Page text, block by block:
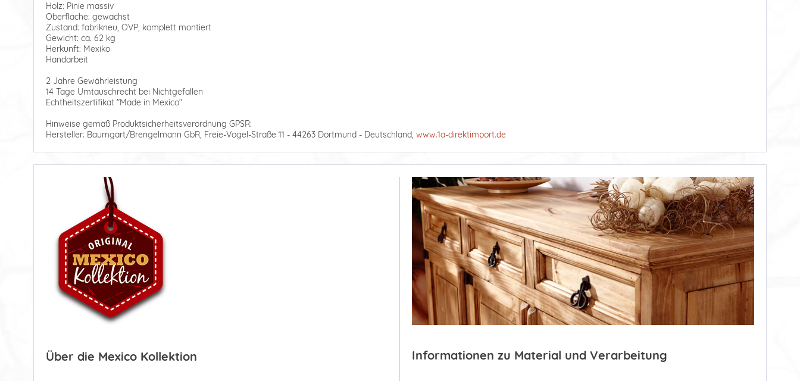
Holz: Pinie massiv
Oberfläche: gewachst
Zustand: fabrikneu, OVP, komplett montiert
Gewicht: ca. 62 kg
Herkunft: Mexiko
Handarbeit
2 Jahre Gewährleistung
14 Tage Umtauschrecht bei Nichtgefallen
Echtheitszertifikat "Made in Mexico"
Hinweise gemäß Produktsicherheitsverordnung GPSR:
Hersteller: Baumgart/Brengelmann GbR, Freie-Vogel-Straße 11 - 44263 Dortmund - Deutschland, www.1a-direktimport.de
Über die Mexico Kollektion Informationen zu Material und Verarbeitung